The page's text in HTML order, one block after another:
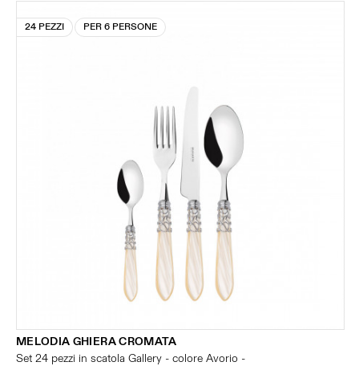
24 PEZZI PER 6 PERSONE
MELODIA GHIERA CROMATA
Set 24 pezzi in scatola Gallery - colore Avorio -